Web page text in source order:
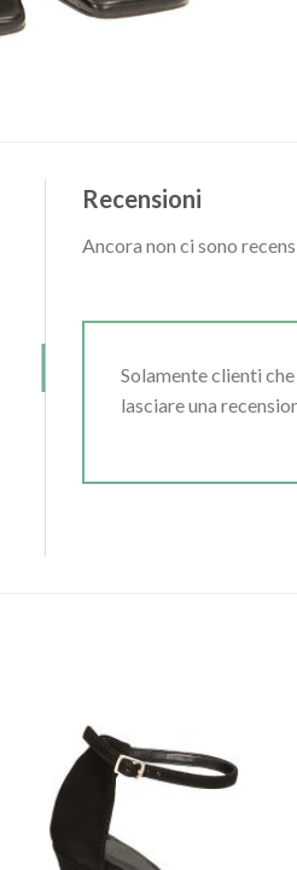
Recensioni
Ancora non ci sono
Solamente clienti
lasciare una